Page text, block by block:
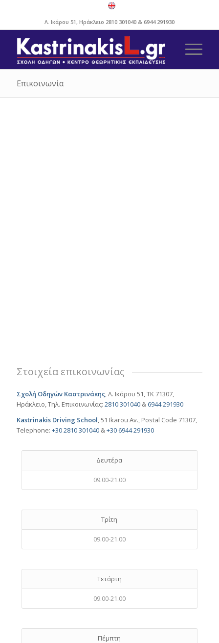
Λ. Ικάρου 51, Ηράκλειο 2810 301040& 6944 291930
Επικοινωνία
Στοιχεία επικοινωνίας
Σχολή Οδηγών Καστρινάκης, Λ. Ικάρου 51, ΤΚ 71307,
Ηράκλειο, Τηλ. Επικοινωνίας: 2810 301040& 6944 291930
Kastrinakis Driving School, 51 Ikarou Av., Postal Code 71307,
Telephone: +30 2810 301040&+30 6944 291930
Δευτέρα
09.00-21.00
Τρίτη
09.00-21.00
Τετάρτη
09.00-21.00
Πέμπτη